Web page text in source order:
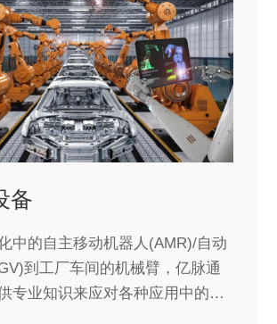
备
中的自主移动机器人(AMR)/自动
到工厂车间的机械臂，亿脉通
专业知识来应对各种应用中的电